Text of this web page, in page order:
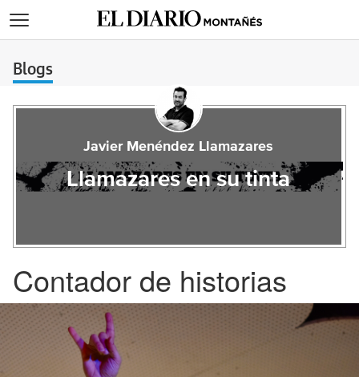
Blogs
Javier Menéndez Llamazares
Llamazares en su tinta
Contador de historias